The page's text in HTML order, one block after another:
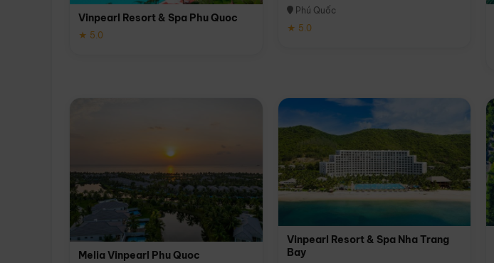
Vinpearl Resort & Spa Phu Quoc
★ 5.0
Phú Quốc
★ 5.0
Melia Vinpearl Phu Quoc
Vinpearl Resort & Spa Nha Trang
Bay